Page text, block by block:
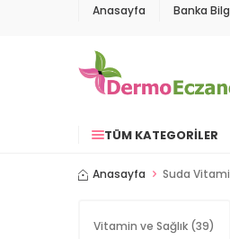
Anasayfa Banka
TÜM KATEGORILER
Anasayfa Suda
Vitamin ve Sağlık (39)